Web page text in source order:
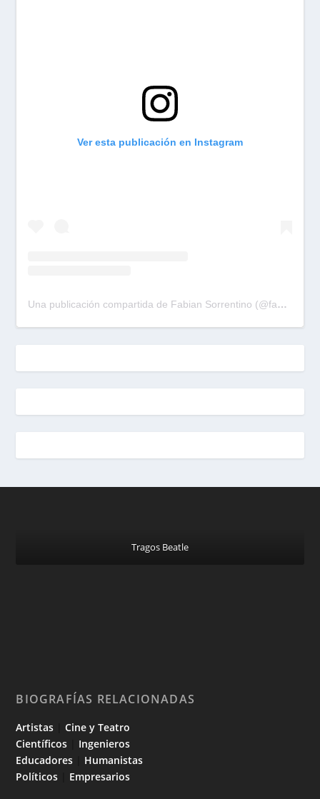
Ver esta publicación en Instagram
Una publicación compartida de Fabian Sorrentino (@fabiansonria)
Tragos Beatle
BIOGRAFÍAS RELACIONADAS
Artistas |Cine y Teatro
Científicos
Ingenieros
Educadores
Humanistas
Políticos
Empresarios